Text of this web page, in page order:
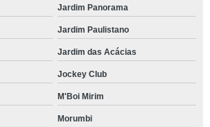
Jardim Panorama
Jardim Paulistano
Jardim das Acácias
Jockey Club
M'Boi Mirim
Morumbi